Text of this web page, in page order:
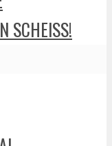
SCHEISS!